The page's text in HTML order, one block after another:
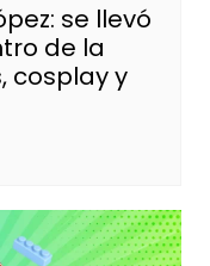
se llevó
de la
cosplay y